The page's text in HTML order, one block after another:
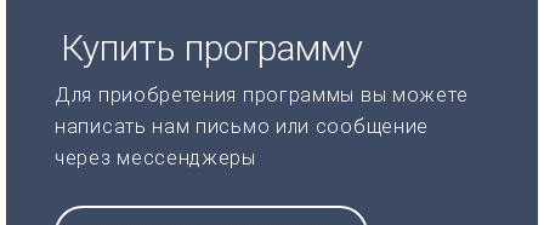
Купить программу
Для приобретения программы вы можете
написать нам письмо или сообщение
через мессенджеры